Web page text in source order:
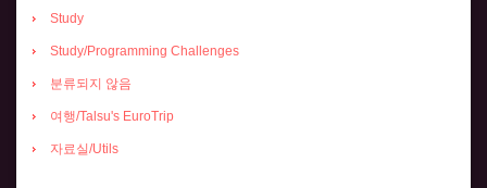
Study
Study/Programming Challenges
분류되지 않음
여행/Talsu's EuroTrip
자료실/Utils